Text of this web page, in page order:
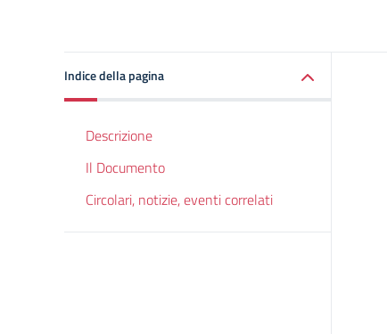
Indice della pagina
Descrizione
Il Documento
Circolari, notizie, eventi correlati